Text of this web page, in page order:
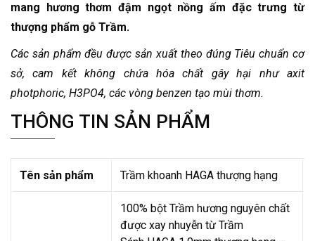
mang hương thơm đậm ngọt nồng ấm đặc trưng từ
thượng phẩm gỗ Trầm.
Các sản phẩm đều được sản xuất theo đúng Tiêu chuẩn cơ
sở, cam kết không chứa hóa chất gây hại như axit
photphoric, H3PO4, các vòng benzen tạo mùi thơm.
THÔNG TIN SẢN PHẨM
Tên sản phẩm Trầm khoanh HAGA thượng hạng
100% bột Trầm hương nguyên chất
được xay nhuyễn từ Trầm